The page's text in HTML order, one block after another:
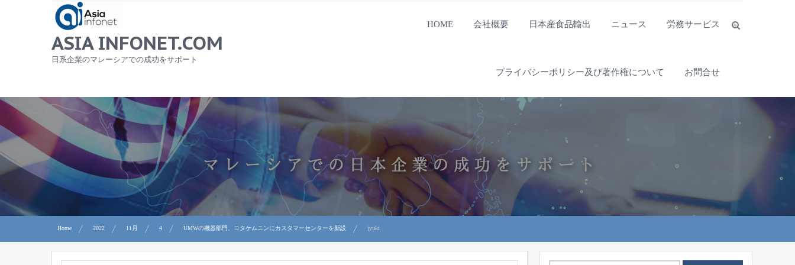
ASIA INFONET.COM
日系企業のマレーシアでの成功をサポート
HOME 会社概要 日本産食品輸出 ニュース 労務サービス
プライバシーポリシー及び著作権について お問合せ
Home 2022 11月 4 UMWの機器部門、コタケムニンにカスタマーセンターを新設 jyuki